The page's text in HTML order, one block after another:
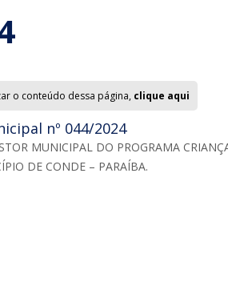
o conteúdo dessa página, clique aqui
nº 044/2024
MUNICIPAL DO PROGRAMA
DE CONDE – PARAÍBA.